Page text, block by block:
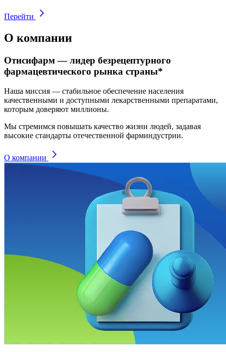
Перейти
О компании
Отисифарм — лидер безрецептурного
фармацевтического рынка страны*
Наша миссия — стабильное обеспечение населения
качественными и доступными лекарственными препаратами,
которым доверяют миллионы.
Мы стремимся повышать качество жизни людей, задавая
высокие стандарты отечественной фарминдустрии.
О компании